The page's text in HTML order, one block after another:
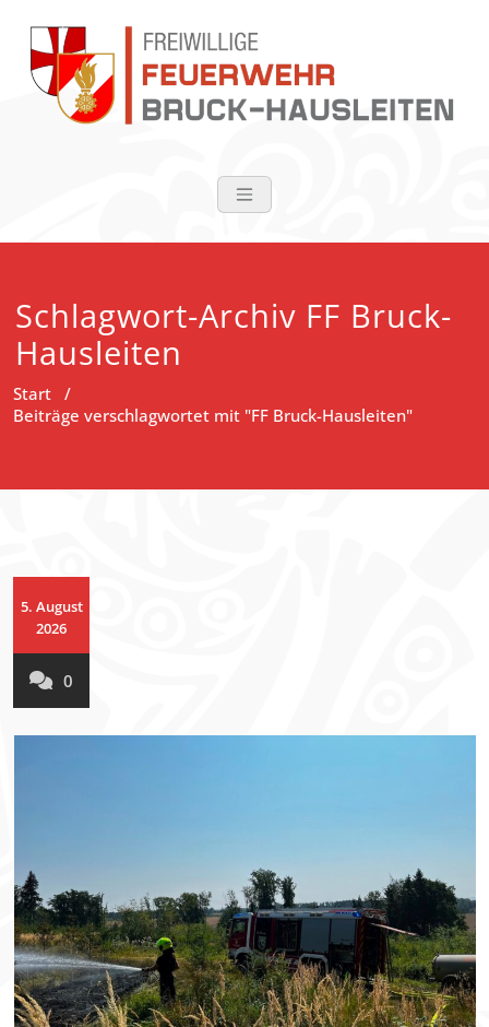
springen
FF Bruck-
Schlagwort-Archiv FF Bruck-
Hausleiten
Start /
Beiträge verschlagwortet mit "FF Bruck-Hausleiten"
5. August
2026
0